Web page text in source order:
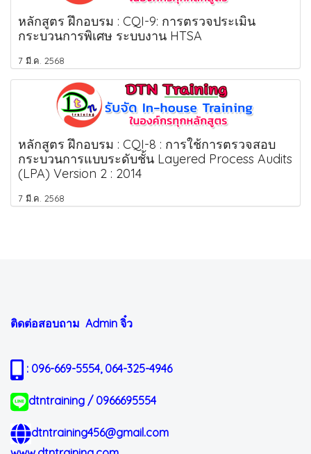
หลักสูตร ฝึกอบรม : CQI-9: การตรวจประเมิน
กระบวนการพิเศษ ระบบงาน HTSA
7 มี.ค. 2568
หลักสูตร ฝึกอบรม : CQI-8 : การใช้การตรวจสอบ
กระบวนการแบบระดับชั้น Layered Process Audits
(LPA) Version 2 : 2014
7 มี.ค. 2568
ติดต่อสอบถาม Admin จิ๋ว
: 096-669-5554, 064-325-4946
dtntraining / 0966695554
dtntraining456@gmail.com